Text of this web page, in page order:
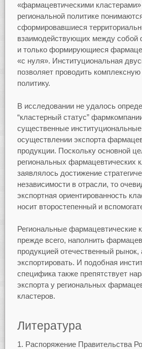
«фармацевтическими
региональной политике
сформировавшиеся
взаимодействующих между собой
и только формирующиеся
«с нуля». Институциональная
позволяет проводить
политику.
В исследовании не удалось
“кластерный статус”
существенные
осуществлении экспорта
продукции. Поскольку основной
региональных фармацевтических
заявлялось достижение
независимости в отрасли, то
экспортная ориентированность
носит второстепенный и
Региональные фармацевтические
прежде всего, наполнить
продукцией отечественный рынок,
экспортировать. И подобная
специфика также препятствует
экспорта у региональных
кластеров.
Литература
Распоряжение Правительства